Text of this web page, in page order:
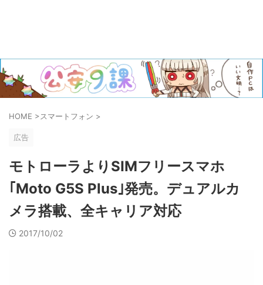
HOME >スマートフォン >
広告
モトローラよりSIMフリースマホ
｢Moto G5S Plus｣発売。デュアルカ
メラ搭載、全キャリア対応
2017/10/02